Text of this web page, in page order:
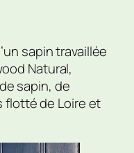
sapin travaillée
Natural,
sapin, de
flotté de Loire et